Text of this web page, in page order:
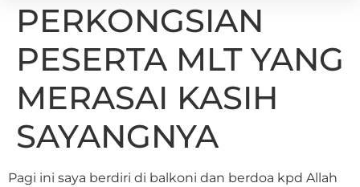
PERKONGSIAN
PESERTA MLT YANG
MERASAI KASIH
SAYANGNYA
Pagi ini saya berdiri di balkoni dan berdoa kpd Allah